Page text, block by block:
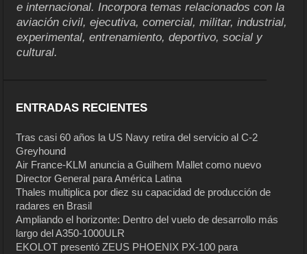
e internacional. Incorpora temas relacionados con la
aviación civil, ejecutiva, comercial, militar, industrial,
experimental, entrenamiento, deportivo, social y
cultural.
ENTRADAS RECIENTES
Tras casi 60 años la US Navy retira del servicio al C-2
Greyhound
Air France-KLM anuncia a Guilhem Mallet como nuevo
Director General para América Latina
Thales multiplica por diez su capacidad de producción de
radares en Brasil
Ampliando el horizonte: Dentro del vuelo de desarrollo más
largo del A350-1000ULR
EKOLOT presentó ZEUS PHOENIX PX-100 para